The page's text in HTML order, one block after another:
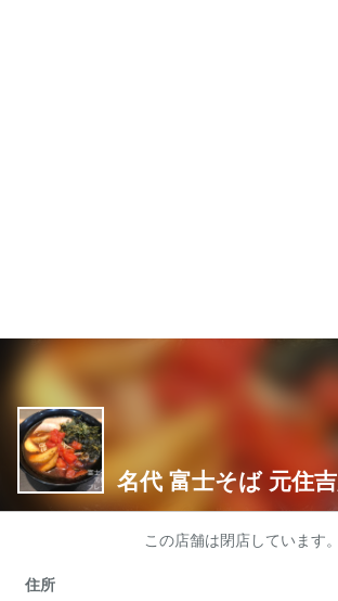
名代 富士そば 元住
この店舗は閉店しています。
住所